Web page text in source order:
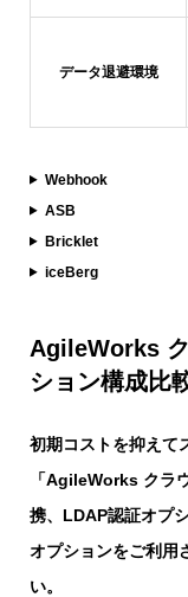
データ退避環境
Webhook
ASB
Bricklet
iceBerg
AgileWorks
ション構成比
初期コストを抑えて
「AgileWorks クラ
携、LDAP認証オプ
オプションをご利用
い。